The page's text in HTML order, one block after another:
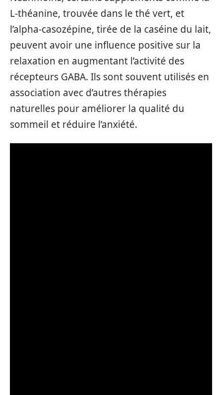
L-théanine, trouvée dans le thé vert, et
l’alpha-casozépine, tirée de la caséine du lait,
peuvent avoir une influence positive sur la
relaxation en augmentant l’activité des
récepteurs GABA. Ils sont souvent utilisés en
association avec d’autres thérapies
naturelles pour améliorer la qualité du
sommeil et réduire l’anxiété.